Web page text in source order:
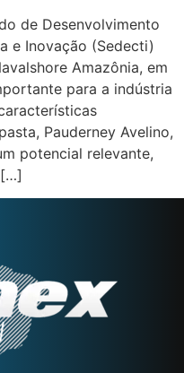
de Desenvolvimento
e Inovação (Sedecti)
Amazônia, em
para a indústria
Pauderney Avelino,
potencial relevante,
[…]